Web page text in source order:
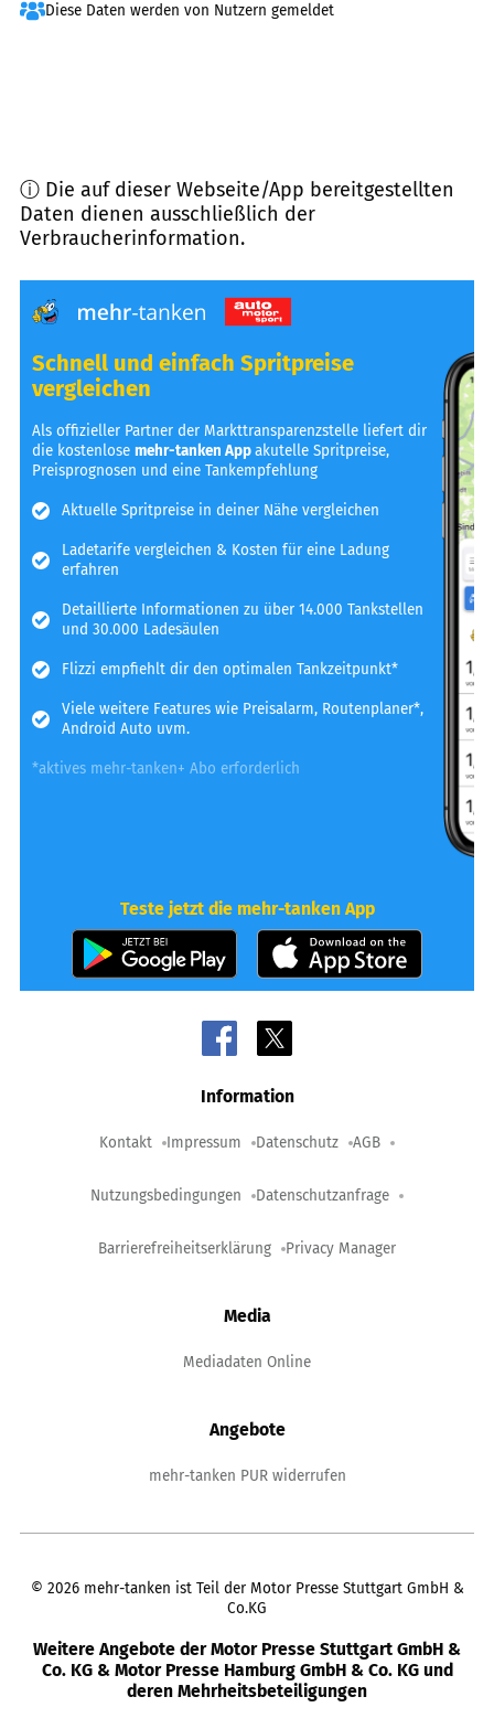
Diese Daten werden von Nutzern gemeldet
ⓘ Die auf dieser Webseite/App bereitgestellten
Daten dienen ausschließlich der
Verbraucherinformation.
Schnell und einfach Spritpreise
vergleichen
Als offizieller Partner der Markttransparenzstelle liefert dir
die kostenlosemehr-tanken Appakutelle Spritpreise,
Preisprognosen und eine Tankempfehlung
Aktuelle Spritpreise in deiner Nähe vergleichen
Ladetarife vergleichen & Kosten für eine Ladung
erfahren
Detaillierte Informationen zu über 14.000 Tankstellen
und 30.000 Ladesäulen
Flizzi empfiehlt dir den optimalen Tankzeitpunkt*
Viele weitere Features wie Preisalarm, Routenplaner*,
Android Auto uvm.
*aktives mehr-tanken+ Abo erforderlich
Teste jetzt die mehr-tanken App
Information
Kontakt Impressum Datenschutz AGB
Nutzungsbedingungen Datenschutzanfrage
Barrierefreiheitserklärung Privacy Manager
Media
Mediadaten Online
Angebote
mehr-tanken PUR widerrufen
© 2026 mehr-tanken ist Teil der Motor Presse Stuttgart GmbH &
Co.KG
Weitere Angebote der Motor Presse Stuttgart GmbH &
Co. KG & Motor Presse Hamburg GmbH & Co. KG und
deren Mehrheitsbeteiligungen